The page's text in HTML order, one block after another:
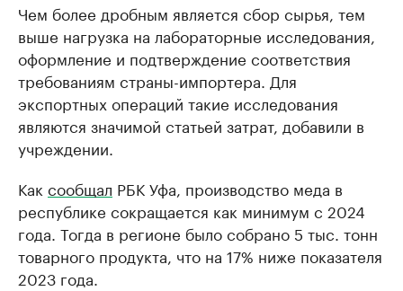
Чем более дробным является сбор сырья, тем
выше нагрузка на лабораторные исследования,
оформление и подтверждение соответствия
требованиям страны-импортера. Для
экспортных операций такие исследования
являются значимой статьей затрат, добавили в
учреждении.
Как сообщал РБК Уфа, производство меда в
республике сокращается как минимум с 2024
года. Тогда в регионе было собрано 5 тыс. тонн
товарного продукта, что на 17% ниже показателя
2023 года.